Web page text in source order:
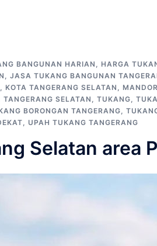
BANGUNAN HARIAN, HARGA
, JASA TUKANG BANGUNAN
, KOTA TANGERANG SELATAN ,
TANGERANG SELATAN , TUKANG,
BORONGAN TANGERANG,
, UPAH TUKANG TANGERANG
Selatan area